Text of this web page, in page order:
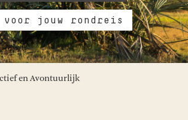
voor jouw rondreis
en Avontuurlijk